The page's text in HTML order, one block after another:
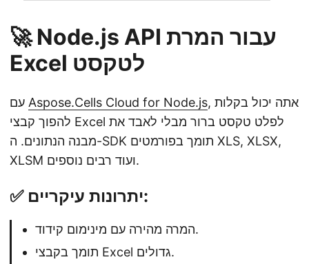
🚀 Node.js API עבור המרת
Excel לטקסט
Aspose.Cells Cloud for Node.js, אתה יכול בקלות
להפוך קבצי Excel לפלט טקסט ברור מבלי לאבד את
מבנה הנתונים. ה-SDK תומך בפורמטים XLS, XLSX,
XLSM ועוד רבים נוספים.
✅ יתרונות עיקריים:
המרה מהירה עם מינימום קידוד.
תומך בקבצי Excel גדולים.